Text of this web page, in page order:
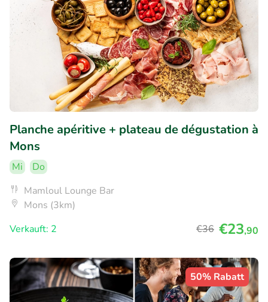
Planche apéritive + plateau de dégustation à
Mons
Mi
Do
Mamloul Lounge Bar
Mons (3km)
Verkauft: 2
€36 €23,90
50% Rabatt